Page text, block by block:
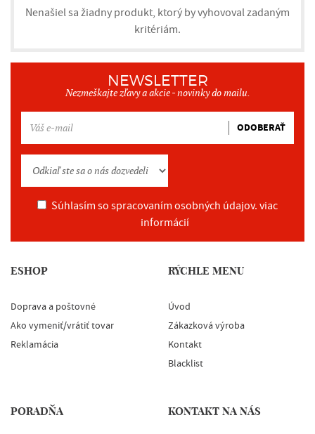
Nenašiel sa žiadny produkt, ktorý by vyhovoval zadaným
kritériám.
NEWSLETTER
Nezmeškajte zľavy a akcie - novinky do mailu.
ODOBERAŤ
Súhlasím so spracovaním osobných údajov. viac
informácií
ESHOP
Doprava a poštovné
Ako vymeniť/vrátiť tovar
Reklamácia
RÝCHLE MENU
Úvod
Zákazková výroba
Kontakt
Blacklist
PORADŇA KONTAKT NA NÁS